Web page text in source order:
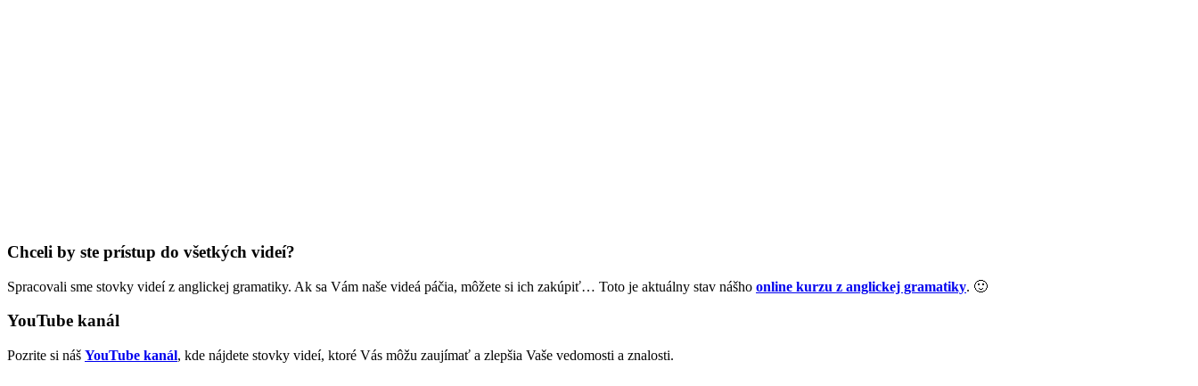
Chceli by ste prístup do všetkých videí?
Spracovali sme stovky videí z anglickej gramatiky. Ak sa Vám naše videá páčia, môžete si ich zakúpiť… Toto je aktuálny stav nášho online kurzu z anglickej gramatiky. 🙂
YouTube kanál
Pozrite si náš YouTube kanál, kde nájdete stovky videí, ktoré Vás môžu zaujímať a zlepšia Vaše vedomosti a znalosti.